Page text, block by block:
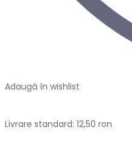
Adaugă în wishlist
Livrare standard: 12,50 ron